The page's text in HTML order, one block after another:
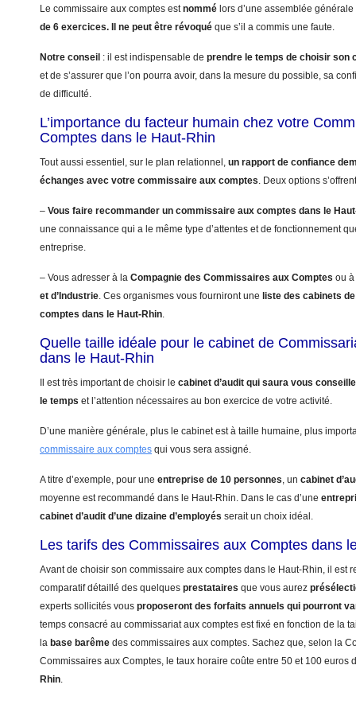
Le commissaire aux comptes estnommé lors d’une assemblée
de 6 exercices.
Il ne peut être révoqué que s’il a commis une faute.
Notre conseil : il est indispensable de prendre le temps de choisir son
et de s’assurer que l’on pourra avoir, dans la mesure du possible, sa
de difficulté.
L’importance du facteur humain chez votre
Comptes dans le Haut-Rhin
Tout aussi essentiel, sur le plan relationnel, un rapport de confiance
échanges avec votre commissaire aux comptes. Deux options
– Vous faire recommander un commissaire aux comptes dans le
une connaissance qui a le même type d’attentes et de fonctionnement
entreprise.
– Vous adresser à la Compagnie des Commissaires aux Comptes ou
et d’Industrie. Ces organismes vous fourniront une liste des cabinets
comptes dans le Haut-Rhin.
Quelle taille idéale pour le cabinet de
dans le Haut-Rhin
Il est très important de choisir le cabinet d’audit qui saura vous
le temps et l’attention nécessaires au bon exercice de votre activité.
D’une manière générale, plus le cabinet est à taille humaine, plus
commissaire aux comptes qui vous sera assigné.
A titre d’exemple, pour une entreprise de 10 personnes, un cabinet
moyenne est recommandé dans le Haut-Rhin. Dans le cas d’une
cabinet d’audit d’une dizaine d’employés serait un choix idéal.
Les tarifs des Commissaires aux Comptes dans
Avant de choisir son commissaire aux comptes dans le Haut-Rhin, il est
comparatif détaillé des quelques prestataires que vous aurez
experts sollicités vous proposeront des forfaits annuels qui pourront
temps consacré au commissariat aux comptes est fixé en fonction de la
la base barême des commissaires aux comptes. Sachez que, selon la
Commissaires aux Comptes, le taux horaire coûte entre 50 et 100 euros
Rhin.